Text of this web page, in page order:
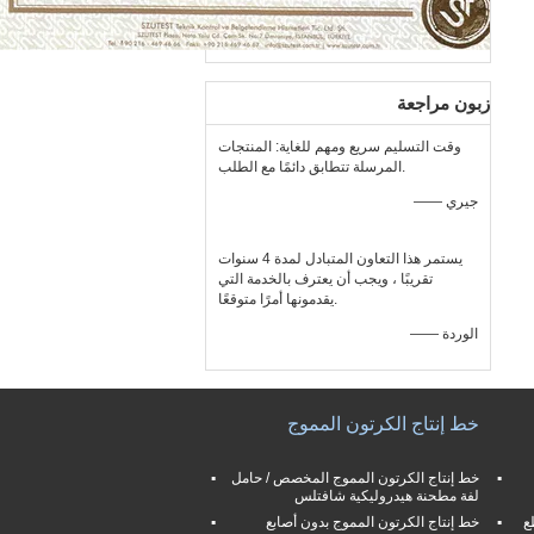
زبون مراجعة
وقت التسليم سريع ومهم للغاية: المنتجات
المرسلة تتطابق دائمًا مع الطلب.
—— جيري
يستمر هذا التعاون المتبادل لمدة 4 سنوات
تقريبًا ، ويجب أن يعترف بالخدمة التي
يقدمونها أمرًا متوقعًا.
—— الوردة
خط إنتاج الكرتون المموج
خط إنتاج الكرتون المموج المخصص / حامل
لفة مطحنة هيدروليكية شافتلس
خط إنتاج الكرتون المموج بدون أصابع